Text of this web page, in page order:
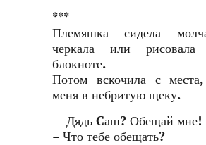
***
Племяшка сидела
черкала или
блокноте.
Потом вскочила с
меня в небритую щеку.
— Дядь Cаш? Обещай мне!
– Что тебе обещать?